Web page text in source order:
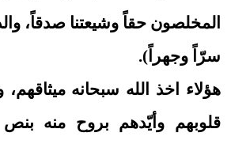
المخلصون حقاً وشيعتنا صدقاً،
سرّاً وجهراً).
هؤلاء اخذ الله سبحانه
قلوبهم وأيّدهم بروح منه